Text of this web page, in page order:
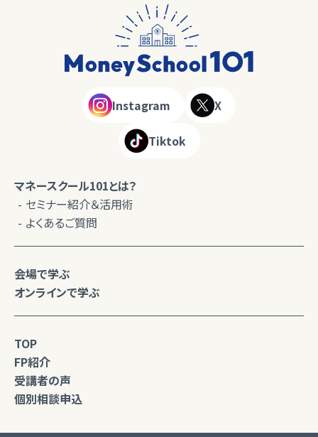
Instagram X
Tiktok
マネースクール101とは？
セミナー紹介＆活用術
よくあるご質問
会場で学ぶ
オンラインで学ぶ
TOP
FP紹介
受講者の声
個別相談申込